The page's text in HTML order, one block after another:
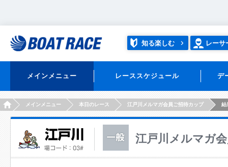
知る楽しむ レーサ
メインメニュー レーススケジュール デ
HOMEメインメニュー 本日のレース 江戸川メルマガ会員ご招待カップ 結
江戸川メルマガ